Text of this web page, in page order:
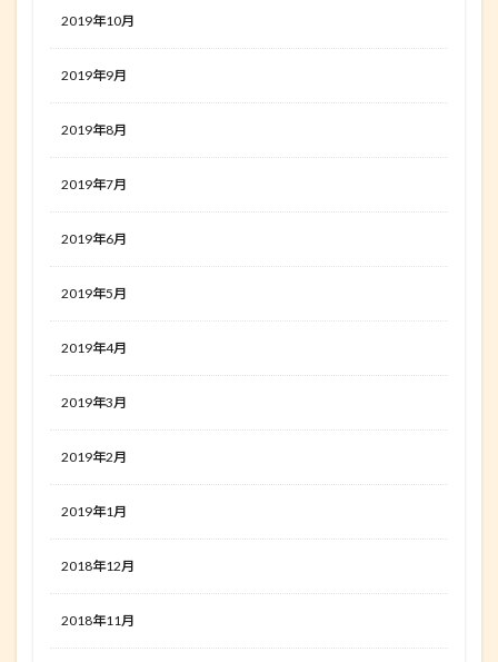
2019年10月
2019年9月
2019年8月
2019年7月
2019年6月
2019年5月
2019年4月
2019年3月
2019年2月
2019年1月
2018年12月
2018年11月